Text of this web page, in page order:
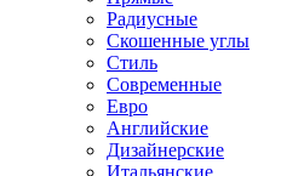
Радиусные
Скошенные углы
Стиль
Современные
Евро
Английские
Дизайнерские
Итальянские